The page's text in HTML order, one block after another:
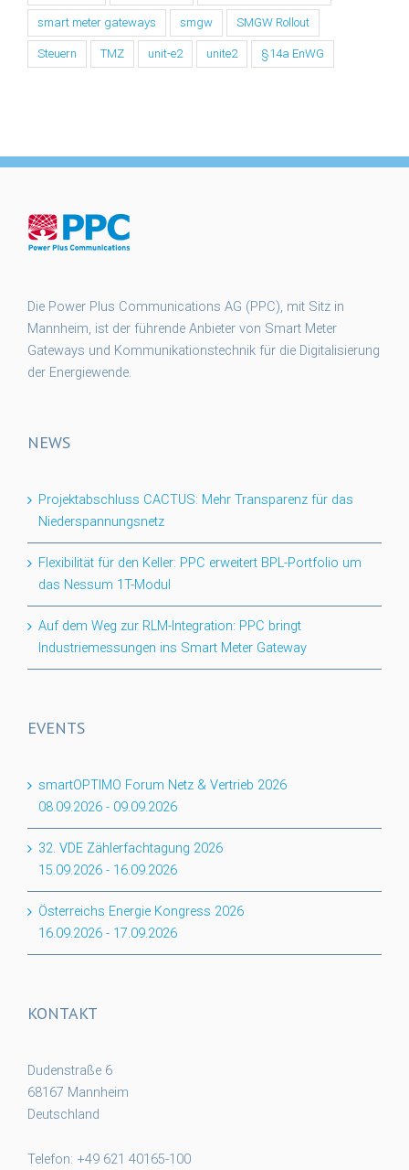
smart meter gateways smgw SMGW Rollout
Steuern TMZ unit-e2 unite2 §14a EnWG
Die Power Plus Communications AG (PPC), mit Sitz in
Mannheim, ist der führende Anbieter von Smart Meter
Gateways und Kommunikationstechnik für die Digitalisierung
der Energiewende.
NEWS
Projektabschluss CACTUS: Mehr Transparenz für das
Niederspannungsnetz
Flexibilität für den Keller: PPC erweitert BPL-Portfolio um
das Nessum 1T-Modul
Auf dem Weg zur RLM-Integration: PPC bringt
Industriemessungen ins Smart Meter Gateway
EVENTS
smartOPTIMO Forum Netz & Vertrieb 2026
08.09.2026 - 09.09.2026
32. VDE Zählerfachtagung 2026
15.09.2026 - 16.09.2026
Österreichs Energie Kongress 2026
16.09.2026 - 17.09.2026
KONTAKT
Dudenstraße 6
68167 Mannheim
Deutschland
Telefon: +49 621 40165-100